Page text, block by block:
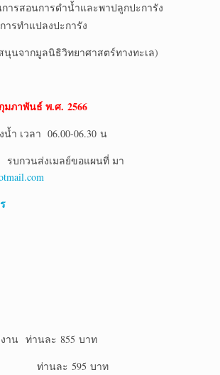
ารสอนการดำน้ำและพาปลูกปะการัง
ารทำแปลงปะการัง
นจากมูลนิธิวิทยาศาสตร์ทางทะเล)
มภาพันธ์ พ.ศ. 2566
ำ เวลา 06.00-06.30 น
รบกวนส่งเมลย์ขอแผนที่ มา
าน ท่านละ 855 บาท
ท่านละ 595 บาท